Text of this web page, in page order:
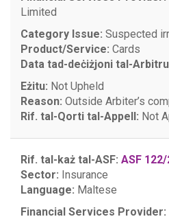
Limited
Category Issue: Suspected
Product/Service: Cards
Data tad-deċiżjoni tal-
Eżitu: Not Upheld
Reason: Outside Arbiter’s
Rif. tal-Qorti tal-Appell: Not
Rif. tal-każ tal-ASF: ASF 122/
Sector: Insurance
Language: Maltese
Financial Services Provider: